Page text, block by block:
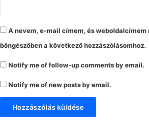
A nevem, e-mail címem, és weboldalcímem
böngészőben a következő hozzászólásomhoz.
Notify me of follow-up comments by email.
Notify me of new posts by email.